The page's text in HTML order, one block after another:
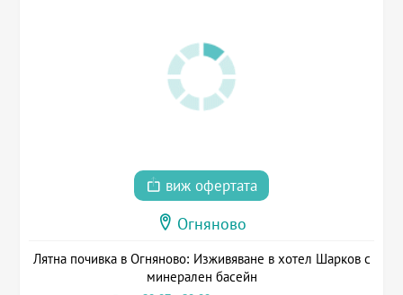
виж офертата
Огняново
Лятна почивка в Огняново: Изживяване в хотел Шарков с
минерален басейн